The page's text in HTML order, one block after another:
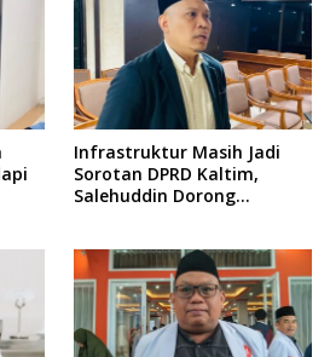
Infrastruktur Masih Jadi
Sorotan DPRD Kaltim,
Salehuddin Dorong